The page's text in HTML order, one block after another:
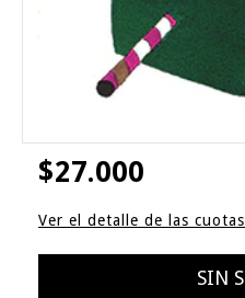
$27.000
Ver el detalle de las cuotas